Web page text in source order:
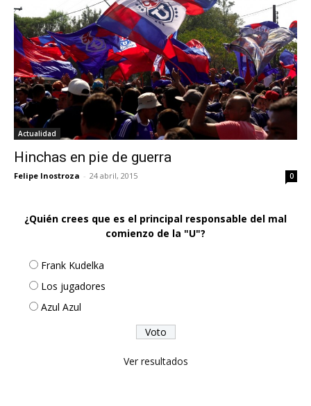
Actualidad
Hinchas en pie de guerra
Felipe Inostroza - 24 abril, 2015 0
¿Quién crees que es el principal responsable del mal
comienzo de la "U"?
Frank Kudelka
Los jugadores
Azul Azul
Ver resultados